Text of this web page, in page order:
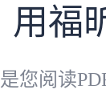
用福
是您阅读